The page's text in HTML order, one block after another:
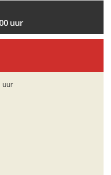
uur
uur